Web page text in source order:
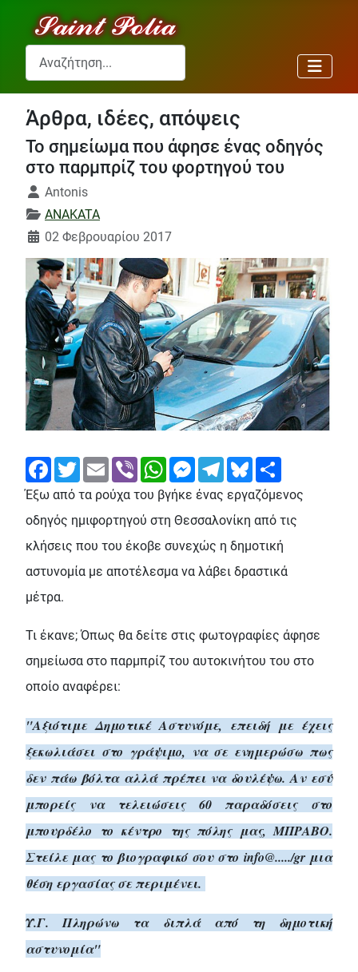
Αναζήτηση...
Άρθρα, ιδέες, απόψεις
Το σημείωμα που άφησε ένας οδηγός
στο παρμπρίζ του φορτηγού του
Λεπτομέρειες
Antonis
ANAKATA
02 Φεβρουαρίου 2017
FacebookTwitterEmail Viber WhatsAppMessengerTelegramBluesky
Έξω από τα ρούχα του βγήκε ένας εργαζόμενος
οδηγός ημιφορτηγού στη Θεσσαλονίκη από τις
κλήσεις που του έκοβε συνεχώς η δημοτική
αστυνομία με αποτέλεσμα να λάβει δραστικά
μέτρα.
Τι έκανε; Όπως θα δείτε στις φωτογραφίες άφησε
σημείωσα στο παρμπρίζ του αυτοκινήτου του στο
οποίο αναφέρει:
"Αξιότιμε Δημοτικέ Αστυνόμε, επειδή με έχεις
ξεκωλιάσει στο γράψιμο, να σε ενημερώσω πως
δεν πάω βόλτα αλλά πρέπει να δουλέψω. Αν εσύ
μπορείς να τελειώσεις 60 παραδόσεις στο
μπουρδέλο το κέντρο της πόλης μας, ΜΠΡΑΒΟ.
Στείλε μας το βιογραφικό σου στο info@...../gr μια
θέση εργασίας σε περιμένει.
Υ.Γ. Πληρώνω τα διπλά από τη δημοτική
αστυνομία"